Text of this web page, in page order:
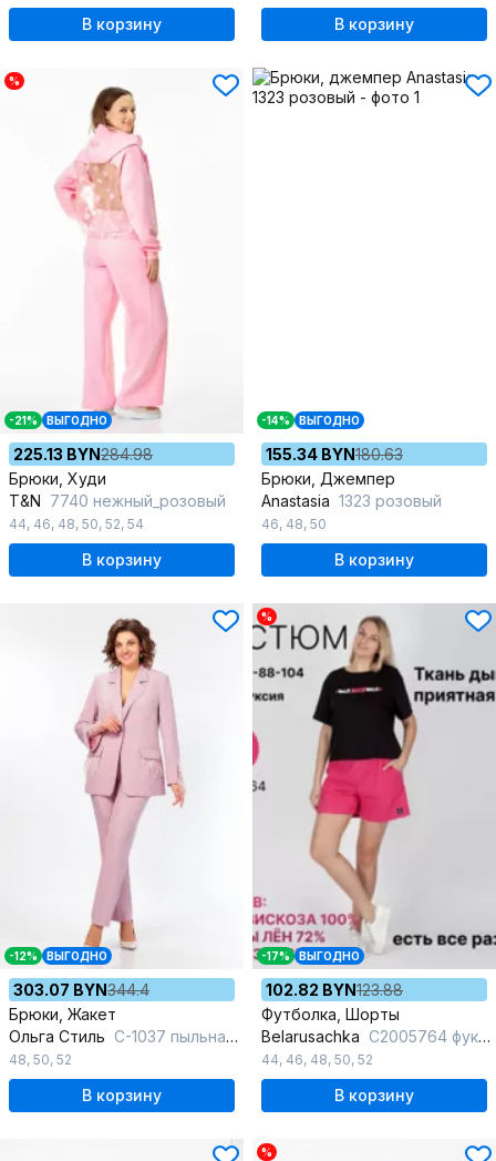
В корзину В корзину
%
-21% ВЫГОДНО
225.13 BYN284.98
Брюки, Худи
T&N 7740 нежный_розовый
44, 46, 48, 50, 52, 54
В корзину
-14% ВЫГОДНО
155.34 BYN180.63
Брюки, Джемпер
Anastasia 1323 розовый
46, 48, 50
В корзину
-12% ВЫГОДНО
303.07 BYN344.4
Брюки, Жакет
Ольга Стиль С-1037 пыльная-роза
48, 50, 52
В корзину
%
-17% ВЫГОДНО
102.82 BYN123.88
Футболка, Шорты
Belarusachka С2005764 фуксия_
44, 46, 48, 50, 52
В корзину
%